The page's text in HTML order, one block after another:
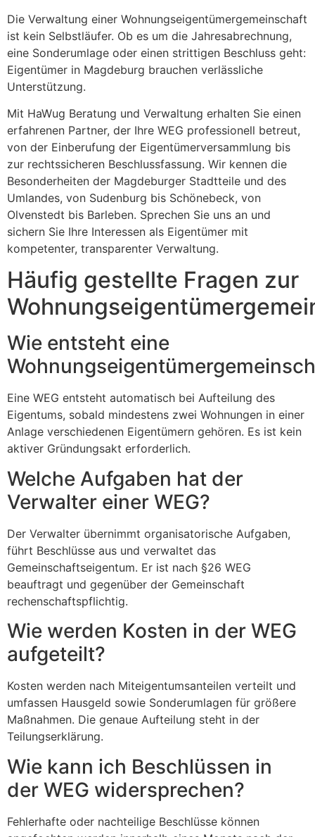
Die Verwaltung einer Wohnungseigentümergemeinschaft
ist kein Selbstläufer. Ob es um die Jahresabrechnung,
eine Sonderumlage oder einen strittigen Beschluss geht:
Eigentümer in Magdeburg brauchen verlässliche
Unterstützung.
Mit HaWug Beratung und Verwaltung erhalten Sie einen
erfahrenen Partner, der Ihre WEG professionell betreut,
von der Einberufung der Eigentümerversammlung bis
zur rechtssicheren Beschlussfassung. Wir kennen die
Besonderheiten der Magdeburger Stadtteile und des
Umlandes, von Sudenburg bis Schönebeck, von
Olvenstedt bis Barleben. Sprechen Sie uns an und
sichern Sie Ihre Interessen als Eigentümer mit
kompetenter, transparenter Verwaltung.
Häufig gestellte Fragen zur
Wie entsteht eine
Eine WEG entsteht automatisch bei Aufteilung des
Eigentums, sobald mindestens zwei Wohnungen in einer
Anlage verschiedenen Eigentümern gehören. Es ist kein
aktiver Gründungsakt erforderlich.
Welche Aufgaben hat der
Verwalter einer WEG?
Der Verwalter übernimmt organisatorische Aufgaben,
führt Beschlüsse aus und verwaltet das
Gemeinschaftseigentum. Er ist nach §26 WEG
beauftragt und gegenüber der Gemeinschaft
rechenschaftspflichtig.
Wie werden Kosten in der WEG
aufgeteilt?
Kosten werden nach Miteigentumsanteilen verteilt und
umfassen Hausgeld sowie Sonderumlagen für größere
Maßnahmen. Die genaue Aufteilung steht in der
Teilungserklärung.
Wie kann ich Beschlüssen in
der WEG widersprechen?
Fehlerhafte oder nachteilige Beschlüsse können